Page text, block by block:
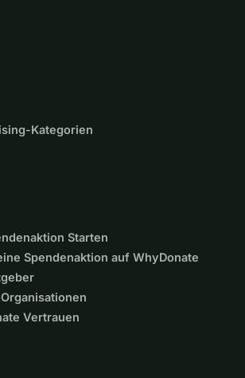
Kategorien
Starten
Spendenaktion auf WhyDonate
Vertrauen